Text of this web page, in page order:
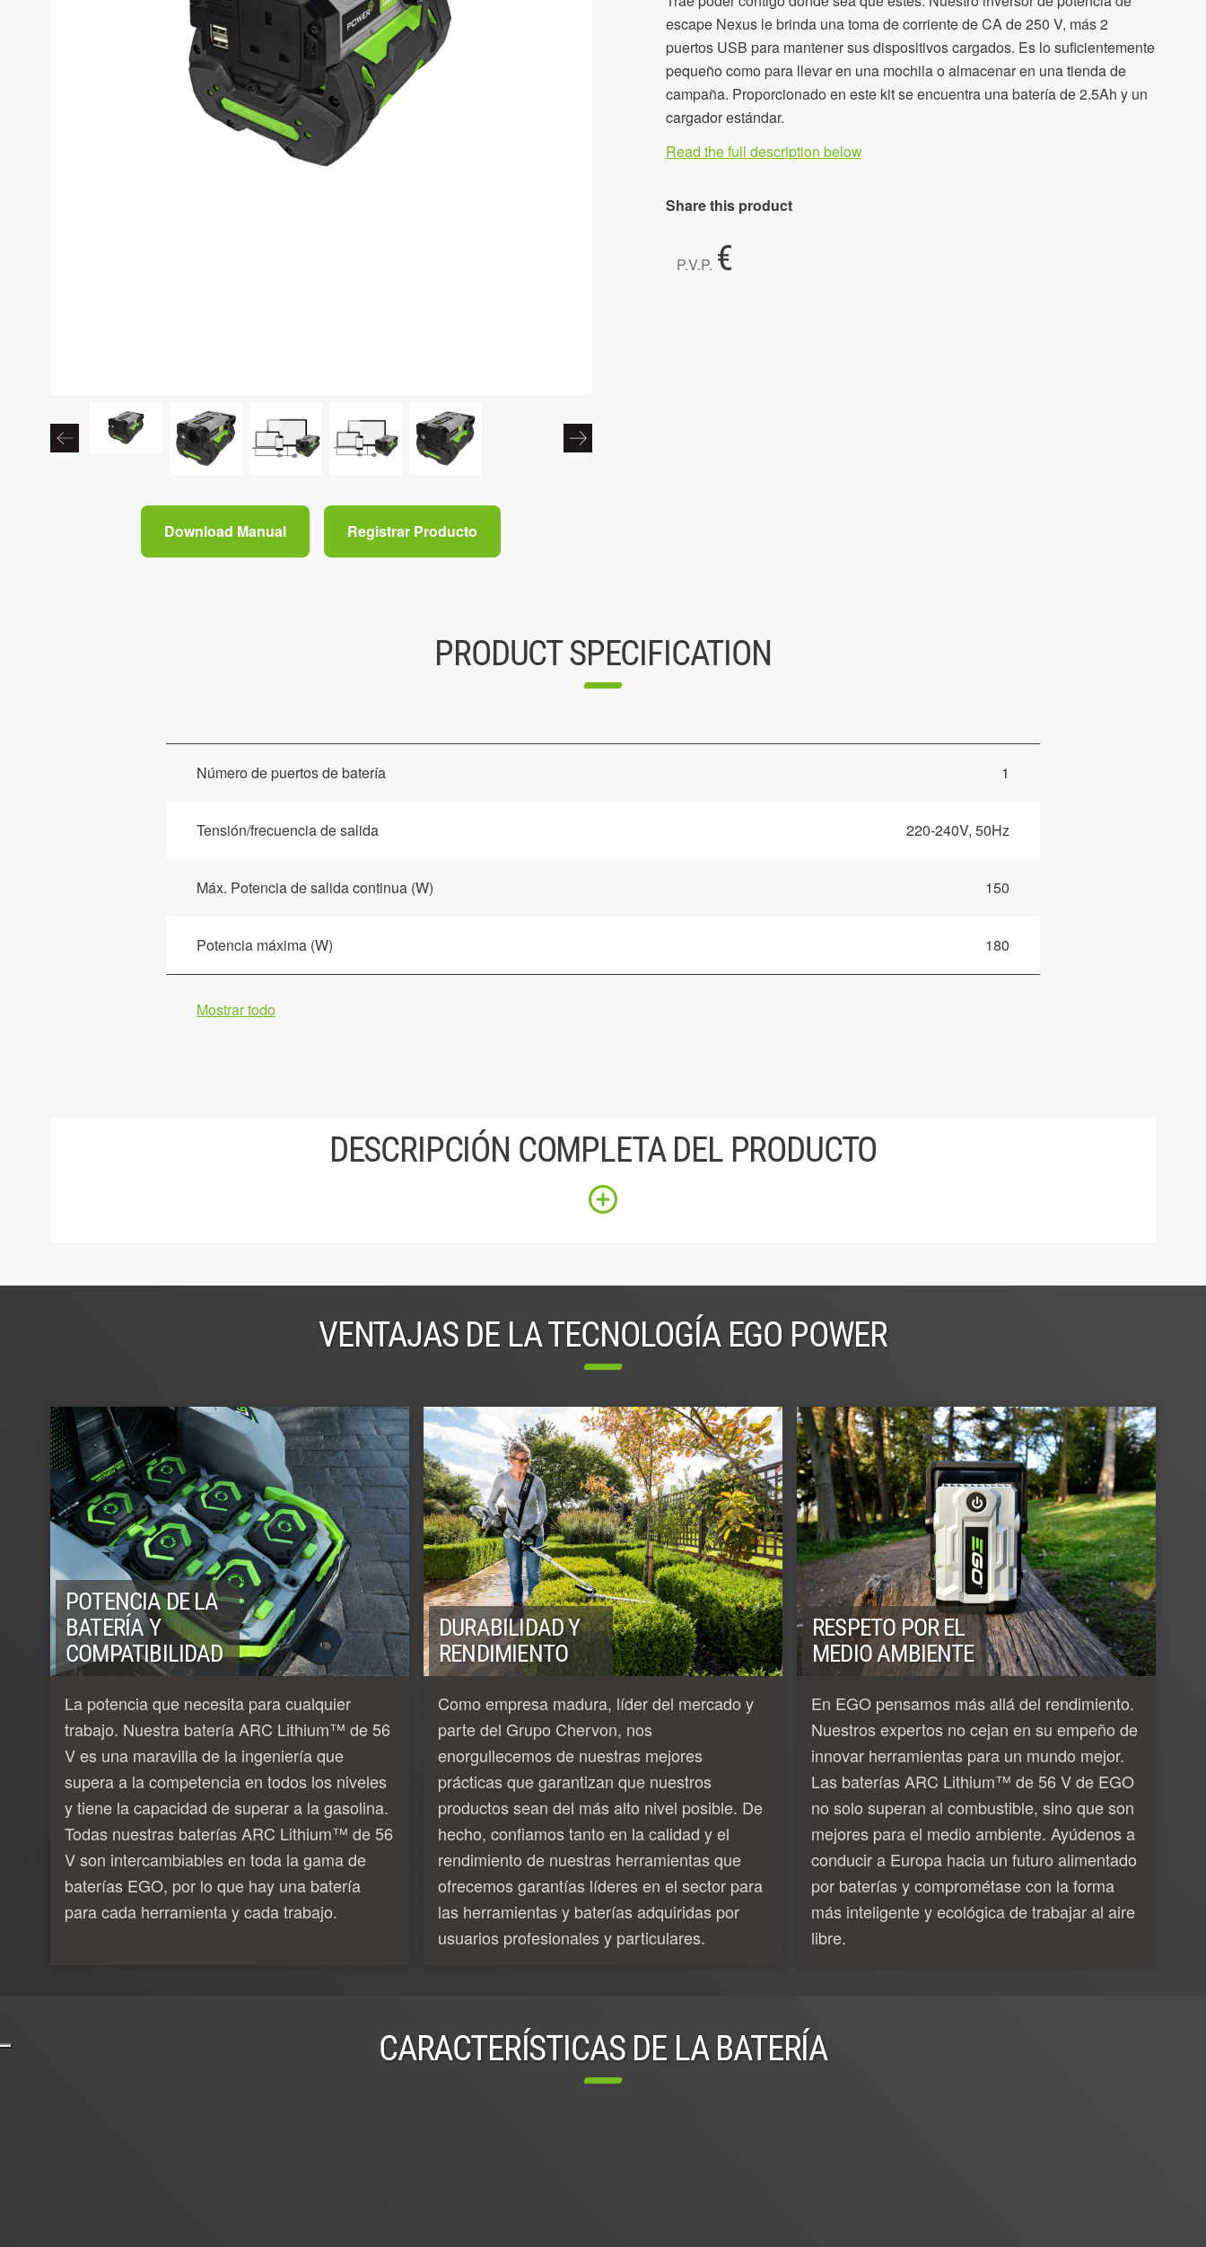
Download Manual Registrar Producto
escape Nexus le brinda una toma de corriente de CA de 250 V, más 2
puertos USB para mantener sus dispositivos cargados. Es lo suficientemente
pequeño como para llevar en una mochila o almacenar en una tienda de
campaña. Proporcionado en este kit se encuentra una batería de 2.5Ah y un
cargador estándar.
Read the full description below
Share this product
P.V.P. €
PRODUCT SPECIFICATION
Número de puertos de batería 1
Tensión/frecuencia de salida 220-240V, 50Hz
Máx. Potencia de salida continua (W) 150
Potencia máxima (W) 180
Mostrar todo
DESCRIPCIÓN COMPLETA DEL PRODUCTO
VENTAJAS DE LA TECNOLOGÍA EGO POWER
POTENCIA DE LA
BATERÍA Y
COMPATIBILIDAD
La potencia que necesita para cualquier
trabajo. Nuestra batería ARC Lithium™ de 56
V es una maravilla de la ingeniería que
supera a la competencia en todos los niveles
y tiene la capacidad de superar a la gasolina.
Todas nuestras baterías ARC Lithium™ de 56
V son intercambiables en toda la gama de
baterías EGO, por lo que hay una batería
para cada herramienta y cada trabajo.
DURABILIDAD Y
RENDIMIENTO
Como empresa madura, líder del mercado y
parte del Grupo Chervon, nos
enorgullecemos de nuestras mejores
prácticas que garantizan que nuestros
productos sean del más alto nivel posible. De
hecho, confiamos tanto en la calidad y el
rendimiento de nuestras herramientas que
ofrecemos garantías líderes en el sector para
las herramientas y baterías adquiridas por
usuarios profesionales y particulares.
RESPETO POR EL
MEDIO AMBIENTE
En EGO pensamos más allá del rendimiento.
Nuestros expertos no cejan en su empeño de
innovar herramientas para un mundo mejor.
Las baterías ARC Lithium™ de 56 V de EGO
no solo superan al combustible, sino que son
mejores para el medio ambiente. Ayúdenos a
conducir a Europa hacia un futuro alimentado
por baterías y comprométase con la forma
más inteligente y ecológica de trabajar al aire
libre.
CARACTERÍSTICAS DE LA BATERÍA